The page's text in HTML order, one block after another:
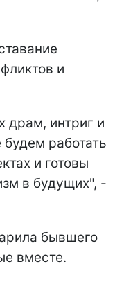
и
драм, интриг и
работать
и готовы
в будущих", -
бывшего
вместе.